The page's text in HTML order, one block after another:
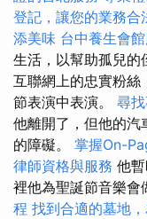
登記，讓您的業務合
添美味 台中養生會
生活，以幫助孤兒的
互聯網上的忠實粉絲
節表演中表演。 尋
他離開了，但他的汽
的障礙。 掌握On-
律師資格與服務 他
裡他為聖誕節音樂會
程 找到合適的墓地